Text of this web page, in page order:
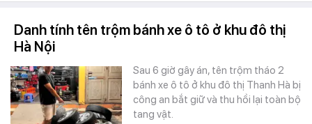
Danh tính tên trộm bánh xe ô tô ở khu đô thị
Hà Nội
Sau 6 giờ gây án, tên trộm tháo 2
bánh xe ô tô ở khu đô thị Thanh Hà bị
công an bắt giữ và thu hồi lại toàn bộ
tang vật.